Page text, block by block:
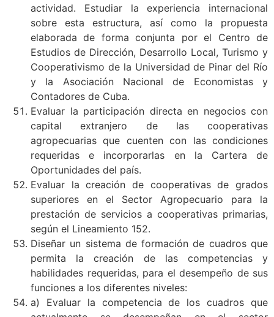
actividad. Estudiar la experiencia internacional
sobre esta estructura, así como la propuesta
elaborada de forma conjunta por el Centro de
Estudios de Dirección, Desarrollo Local, Turismo y
Cooperativismo de la Universidad de Pinar del Río
y la Asociación Nacional de Economistas y
Contadores de Cuba.
Evaluar la participación directa en negocios con
capital extranjero de las cooperativas
agropecuarias que cuenten con las condiciones
requeridas e incorporarlas en la Cartera de
Oportunidades del país.
Evaluar la creación de cooperativas de grados
superiores en el Sector Agropecuario para la
prestación de servicios a cooperativas primarias,
según el Lineamiento 152.
Diseñar un sistema de formación de cuadros que
permita la creación de las competencias y
habilidades requeridas, para el desempeño de sus
funciones a los diferentes niveles:
a) Evaluar la competencia de los cuadros que